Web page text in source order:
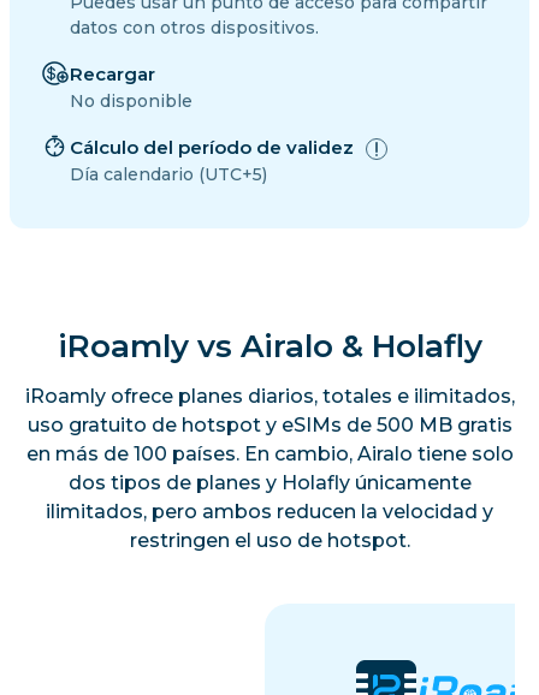
datos con otros dispositivos.
Recargar
No disponible
Cálculo del período de validez
Día calendario (UTC+5)
iRoamly vs Airalo & Holafly
iRoamly ofrece planes diarios, totales e ilimitados,
uso gratuito de hotspot y eSIMs de 500 MB gratis
en más de 100 países. En cambio, Airalo tiene solo
dos tipos de planes y Holafly únicamente
ilimitados, pero ambos reducen la velocidad y
restringen el uso de hotspot.